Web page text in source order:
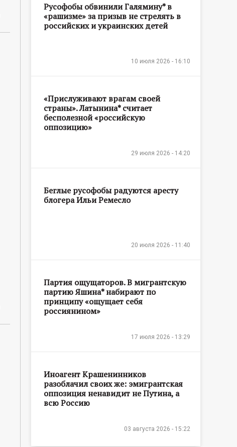
Русофобы обвинили Галямину* в
«рашизме» за призыв не стрелять в
российских и украинских детей
10 июля 2026 - 16:10
«Прислуживают врагам своей
страны». Латынина* считает
бесполезной «российскую
оппозицию»
29 июля 2026 - 14:20
Беглые русофобы радуются аресту
блогера Ильи Ремесло
20 июля 2026 - 11:40
Партия ощущаторов. В мигрантскую
партию Яшина* набирают по
принципу «ощущает себя
россиянином»
17 июля 2026 - 13:29
Иноагент Крашенинников
разоблачил своих же: эмигрантская
оппозиция ненавидит не Путина, а
всю Россию
03 августа 2026 - 15:22